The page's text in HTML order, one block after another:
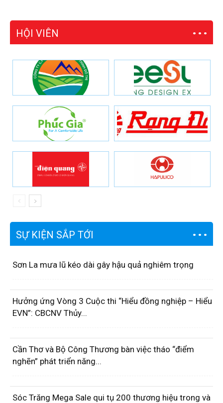
HỘI VIÊN
SỰ KIỆN SẮP TỚI
Sơn La mưa lũ kéo dài gây hậu quả nghiêm trọng
Hưởng ứng Vòng 3 Cuộc thi “Hiểu đồng nghiệp – Hiểu
EVN”: CBCNV Thủy...
Cần Thơ và Bộ Công Thương bàn việc tháo “điểm
nghẽn” phát triển năng...
Sóc Trăng Mega Sale qui tụ 200 thương hiệu trong và